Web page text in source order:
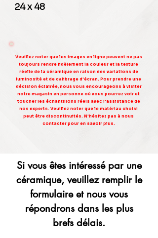
24 x 48
Veuillez noter que les images en ligne peuvent ne pas
toujours rendre fidèlement la couleur et la texture
réelle de la céramique en raison des variations de
luminosité et de calibrage d'écran. Pour prendre une
décision éclairée, nous vous encourageons à visiter
notre magasin en personne où vous pourrez voir et
toucher les échantillons réels avec l'assistance de
nos experts. Veuillez noter que le matériau choisi
peut être discontinuités. N'hésitez pas à nous
contacter pour en savoir plus.
Si vous êtes intéressé par une
céramique, veuillez remplir le
formulaire et nous vous
répondrons dans les plus
brefs délais.